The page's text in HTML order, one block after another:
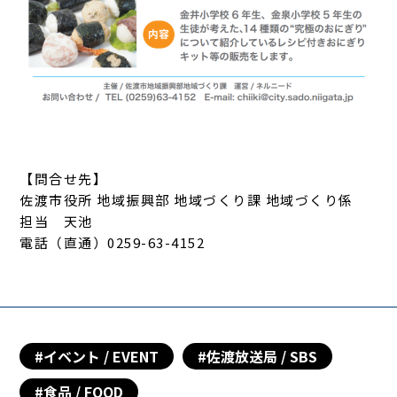
【問合せ先】
佐渡市役所 地域振興部 地域づくり課 地域づくり係
担当 天池
電話（直通）0259-63-4152
#イベント / EVENT
#佐渡放送局 / SBS
#食品 / FOOD